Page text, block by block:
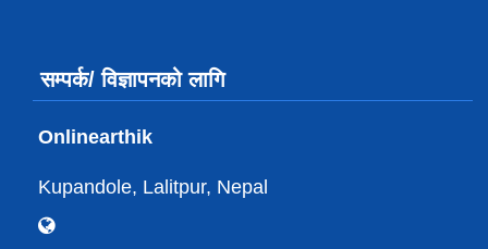
सम्पर्क/ विज्ञापनको लागि
Onlinearthik
Kupandole, Lalitpur, Nepal